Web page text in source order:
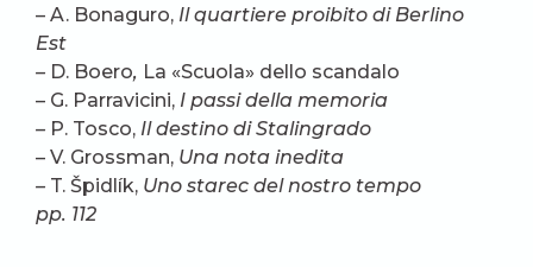
– A. Bonaguro, Il quartiere proibito di Berlino
Est
– D. Boero, La «Scuola» dello scandalo
– G. Parravicini, I passi della memoria
– P. Tosco, Il destino di Stalingrado
– V. Grossman, Una nota inedita
– T. Špidlík, Uno starec del nostro tempo
pp. 112